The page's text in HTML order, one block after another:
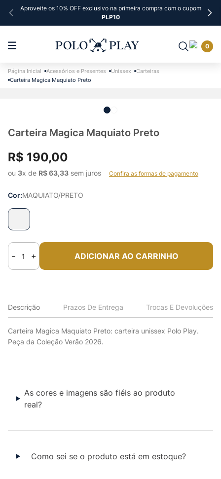
Aproveite os 10% OFF exclusivo na primeira compra com o cupom
PLP10
0
Acessórios e Presentes Unissex
Carteiras
Carteira Magica Maquiato Preto
Carteira Magica Maquiato Preto
R$ 190,00
ou 3x de R$63,33 sem juros Confira as formas de pagamento
Cor MAQUIATO/PRETO
＋
－ ADICIONAR AO CARRINHO
Descrição Prazos De Entrega Trocas E Devoluções
Carteira Magica Maquiato Preto: carteira unissex Polo Play.
Peça da Coleção Verão 2026.
As cores e imagens são fiéis ao produto
real?
Como sei se o produto está em estoque?